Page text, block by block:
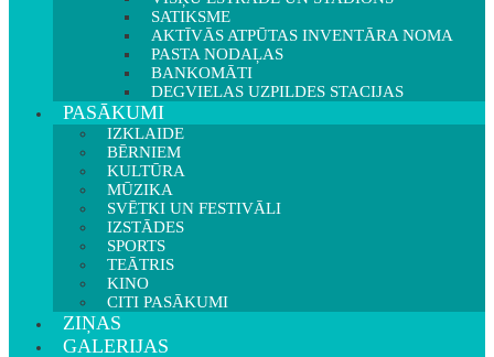
SATIKSME
AKTĪVĀS ATPŪTAS INVENTĀRA NOMA
PASTA NODAĻAS
BANKOMĀTI
DEGVIELAS UZPILDES STACIJAS
PASĀKUMI
IZKLAIDE
BĒRNIEM
KULTŪRA
MŪZIKA
SVĒTKI UN FESTIVĀLI
IZSTĀDES
SPORTS
TEĀTRIS
KINO
CITI PASĀKUMI
ZIŅAS
GALERIJAS